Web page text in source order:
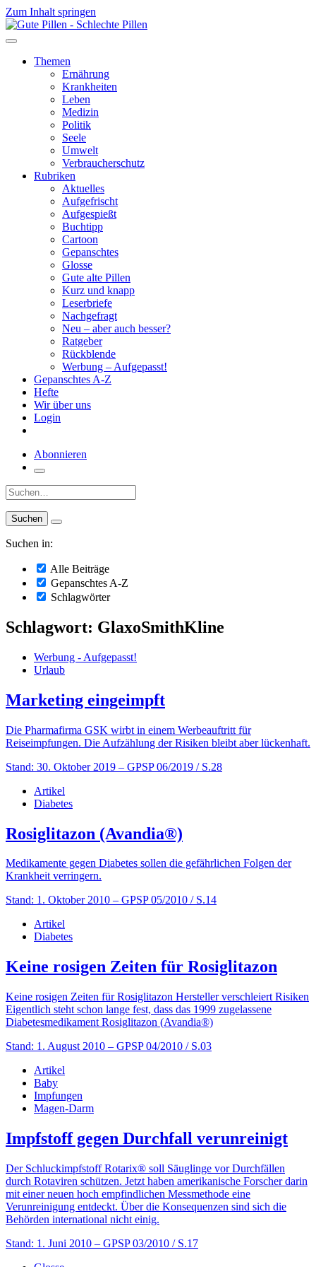
Zum Inhalt springen
Themen
Ernährung
Krankheiten
Leben
Medizin
Politik
Seele
Umwelt
Verbraucherschutz
Rubriken
Aktuelles
Aufgefrischt
Aufgespießt
Buchtipp
Cartoon
Gepanschtes
Glosse
Gute alte Pillen
Kurz und knapp
Leserbriefe
Nachgefragt
Neu – aber auch besser?
Ratgeber
Rückblende
Werbung – Aufgepasst!
Gepanschtes A-Z
Hefte
Wir über uns
Login
Abonnieren
Suche:
Suchen in:
Alle Beiträge
Gepanschtes A-Z
Schlagwörter
Schlagwort: GlaxoSmithKline
Werbung - Aufgepasst!
Urlaub
Marketing eingeimpft
Die Pharmafirma GSK wirbt in einem Werbeauftritt für
Reiseimpfungen. Die Aufzählung der Risiken bleibt aber lückenhaft.
Stand: 30. Oktober 2019 – GPSP 06/2019 / S.28
Artikel
Diabetes
Rosiglitazon (Avandia®)
Medikamente gegen Diabetes sollen die gefährlichen Folgen der
Krankheit verringern.
Stand: 1. Oktober 2010 – GPSP 05/2010 / S.14
Artikel
Diabetes
Keine rosigen Zeiten für Rosiglitazon
Keine rosigen Zeiten für Rosiglitazon Hersteller verschleiert Risiken
Eigentlich steht schon lange fest, dass das 1999 zugelassene
Diabetesmedikament Rosiglitazon (Avandia®)
Stand: 1. August 2010 – GPSP 04/2010 / S.03
Artikel
Baby
Impfungen
Magen-Darm
Impfstoff gegen Durchfall verunreinigt
Der Schluckimpfstoff Rotarix® soll Säuglinge vor Durchfällen
durch Rotaviren schützen. Jetzt haben amerikanische Forscher darin
mit einer neuen hoch empfindlichen Messmethode eine
Verunreinigung entdeckt. Über die Konsequenzen sind sich die
Behörden international nicht einig.
Stand: 1. Juni 2010 – GPSP 03/2010 / S.17